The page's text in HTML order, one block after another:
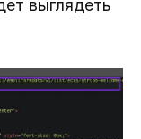
выглядеть